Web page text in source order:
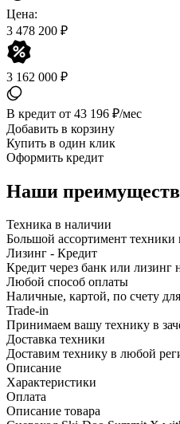
Цена:
3 478 200 ₽
3 162 000 ₽
В кредит от 43 196 ₽/мес
Добавить в корзину
Купить в один клик
Оформить кредит
Наши
Техника в наличии
Большой ассортимент техники
Лизинг - Кредит
Кредит через банк или лизинг
Любой способ оплаты
Наличные, картой, по счету
Trade-in
Принимаем вашу технику в
Доставка техники
Доставим технику в любой
Описание
Характеристики
Оплата
Описание товара